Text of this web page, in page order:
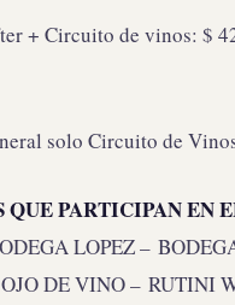
+ Circuito de vinos: $
solo Circuito de
QUE PARTICIPAN EN
LOPEZ –
DE VINO – RUTINI